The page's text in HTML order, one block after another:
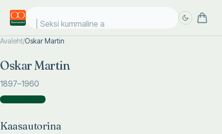
Seksi kummaline a
Avaleht/Oskar Martin
Oskar Martin
1897–1960
Kaasautorina )
Kaasautorina